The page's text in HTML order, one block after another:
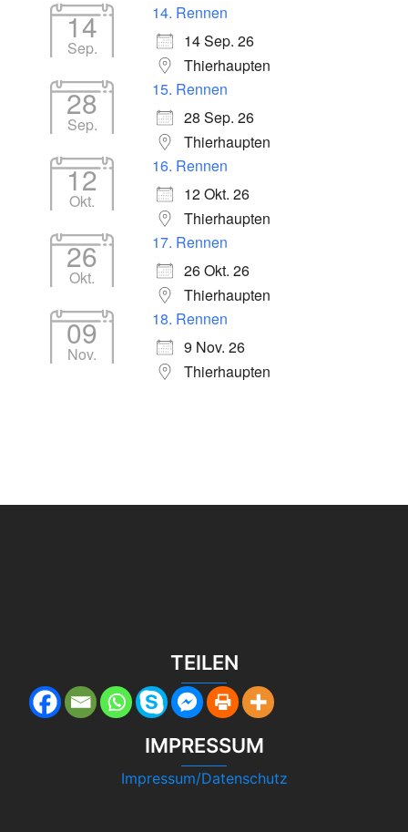
14
Sep.
14. Rennen
14 Sep. 26
Thierhaupten
28
Sep.
15. Rennen
28 Sep. 26
Thierhaupten
12
Okt.
16. Rennen
12 Okt. 26
Thierhaupten
26
Okt.
17. Rennen
26 Okt. 26
Thierhaupten
09
Nov.
18. Rennen
9 Nov. 26
Thierhaupten
TEILEN
IMPRESSUM
Impressum/Datenschutz